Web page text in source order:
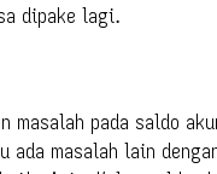
dipake lagi.
masalah pada saldo
ada masalah lain